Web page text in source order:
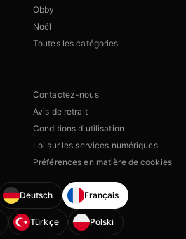
Obby
Noël
Toutes les catégories
Contactez-nous
Avis de retrait
Conditions d'utilisation
Loi sur les services numériques
Préférences en matière de cookies
Deutsch Français
Türkçe Polski